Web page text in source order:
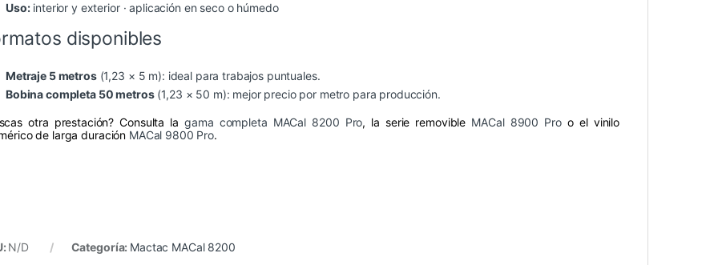
Uso:interior y exterior · aplicación en seco o húmedo
disponibles
Metraje 5 metros(1,23 × 5 m): ideal para trabajos puntuales.
Bobina completa 50 metros(1,23 × 50 m): mejor precio por metro para producción.
otra prestación? Consulta lagama completa MACal 8200 Pro, la serie removible MACal 8900 Proo el vinilo
de larga duración MACal 9800 Pro.
N/D Categoría: Mactac MACal 8200